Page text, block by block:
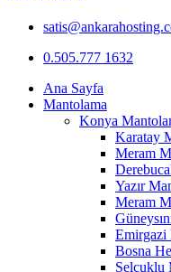
0.505.777 1632
Ana Sayfa
Mantolama
Konya
Karatay
Meram
Yazır
Meram
Emirgazi
Bosna
Selçuklu